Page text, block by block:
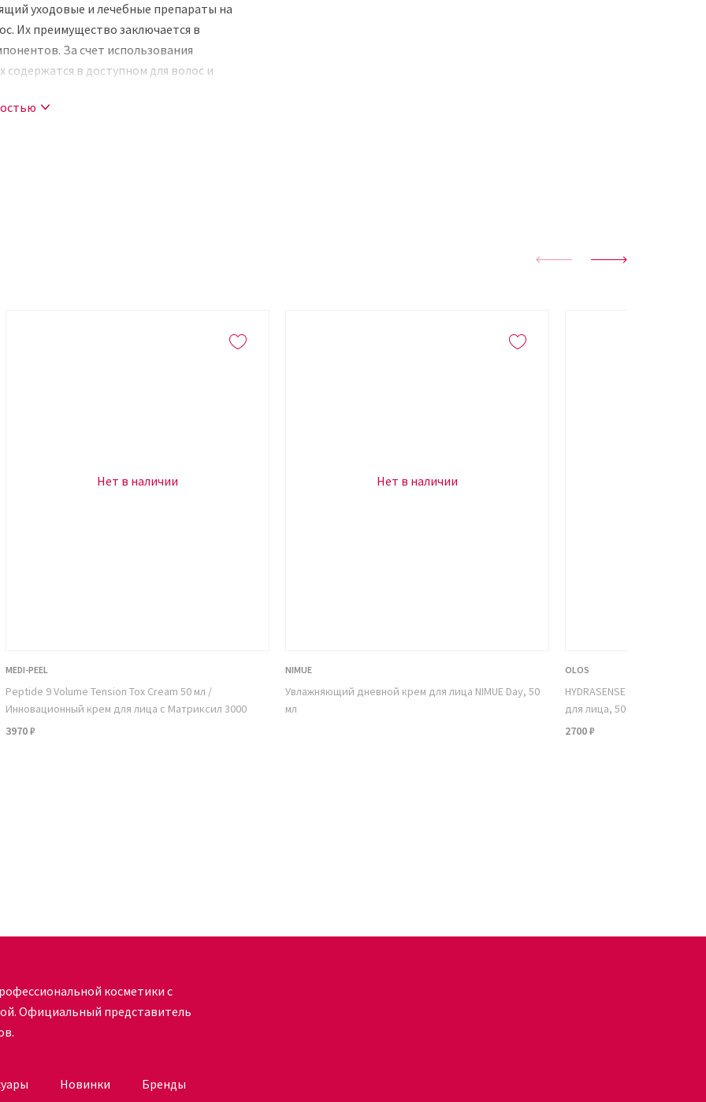
уходовые и лечебные препараты на
Их преимущество заключается в
За счет использования
содержатся в доступном для волос и
Densifying Leave-in Root Treatment
пор, что активизирует очищение
устраняется излишняя жирность,
детокса:
Treatment можно купить онлайн в
Нет в наличии
MEDI-PEEL
Peptide 9 Volume Tension Tox Cream 50 мл /
Инновационный крем для лица с Матриксил 3000
3970 ₽
Нет в наличии
NIMUE
Увлажняющий дневной крем для лица NIMUE Day, 50
мл
OLOS
HYDRASENSE
для лица, 50 мл
2700 ₽
косметики с
Официальный представитель
Новинки Бренды